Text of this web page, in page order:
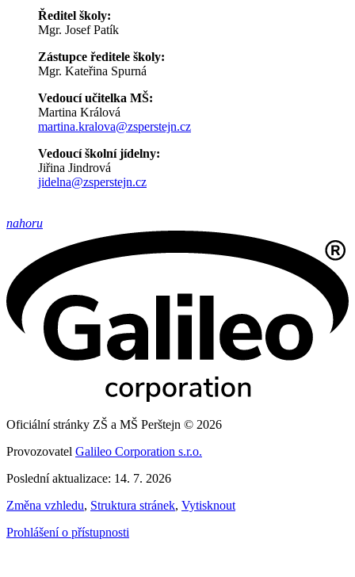
Ředitel školy:
Mgr. Josef Patík
Zástupce ředitele školy:
Mgr. Kateřina Spurná
Vedoucí učitelka MŠ:
Martina Králová
martina.kralova@zsperstejn.cz
Vedoucí školní jídelny:
Jiřina Jindrová
jidelna@zsperstejn.cz
nahoru
Oficiální stránky ZŠ a MŠ Perštejn © 2026
Provozovatel Galileo Corporation s.r.o.
Poslední aktualizace: 14. 7. 2026
Změna vzhledu, Struktura stránek, Vytisknout
Prohlášení o přístupnosti